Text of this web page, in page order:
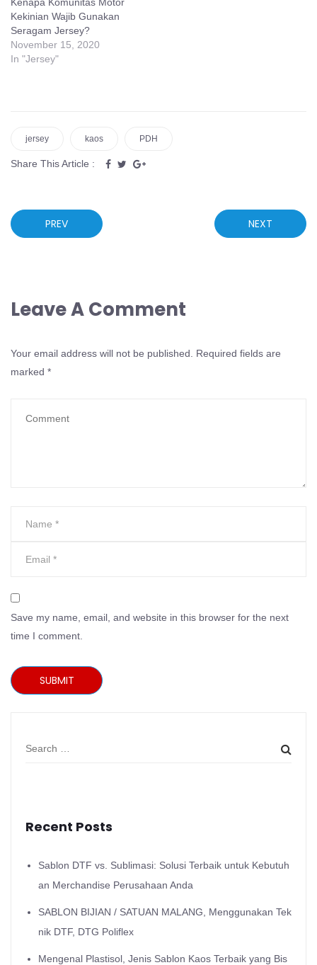
Kekinian Wajib Gunakan
Seragam Jersey?
November 15, 2020
In "Jersey"
jersey kaos PDH
Share This Article :
PREV NEXT
Leave A Comment
Your email address will not be published.
Required fields are
marked *
Save my name, email, and website in this browser for the next
time I comment.
SUBMIT
Recent Posts
Sablon DTF vs. Sublimasi: Solusi Terbaik untuk Kebutuh
an Merchandise Perusahaan Anda
SABLON BIJIAN / SATUAN MALANG, Menggunakan Tek
nik DTF, DTG Poliflex
Mengenal Plastisol, Jenis Sablon Kaos Terbaik yang Bis